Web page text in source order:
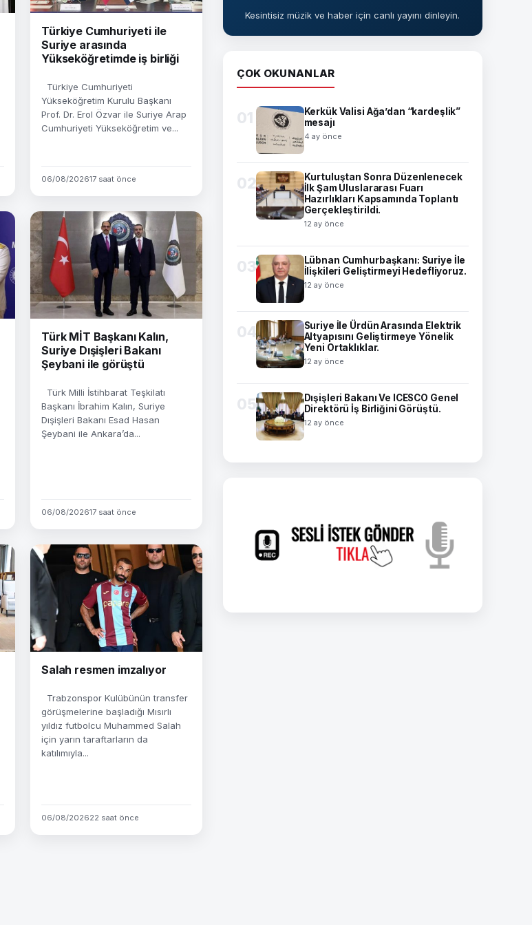
Türkiye Cumhuriyeti ile
Suriye arasında
Yükseköğretimde iş birliği
Türkiye Cumhuriyeti
Yükseköğretim Kurulu Başkanı
Prof. Dr. Erol Özvar ile Suriye Arap
Cumhuriyeti Yükseköğretim ve...
06/08/202617 saat önce
Türk MİT Başkanı Kalın,
Suriye Dışişleri Bakanı
Şeybani ile görüştü
Türk Milli İstihbarat Teşkilatı
Başkanı İbrahim Kalın, Suriye
Dışişleri Bakanı Esad Hasan
Şeybani ile Ankara’da...
06/08/202617 saat önce
Salah resmen imzalıyor
Trabzonspor Kulübünün transfer
görüşmelerine başladığı Mısırlı
yıldız futbolcu Muhammed Salah
için yarın taraftarların da
katılımıyla...
06/08/202622 saat önce
Kesintisiz müzik ve haber için canlı yayını dinleyin.
ÇOK OKUNANLAR
01
Kerkük Valisi Ağa’dan “kardeşlik”
mesajı
4 ay önce
02
Kurtuluştan Sonra Düzenlenecek
İlk Şam Uluslararası Fuarı
Hazırlıkları Kapsamında Toplantı
Gerçekleştirildi.
12 ay önce
03
Lübnan Cumhurbaşkanı: Suriye İle
İlişkileri Geliştirmeyi Hedefliyoruz.
12 ay önce
04
Suriye İle Ürdün Arasında Elektrik
Altyapısını Geliştirmeye Yönelik
Yeni Ortaklıklar.
12 ay önce
05
Dışişleri Bakanı Ve ICESCO Genel
Direktörü İş Birliğini Görüştü.
12 ay önce